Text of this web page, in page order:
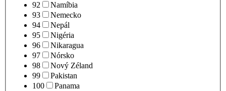
92
Namíbia
93
Nemecko
94
Nepál
95
Nigéria
96
Nikaragua
97
Nórsko
98
Nový Zéland
99
Pakistan
100
Panama